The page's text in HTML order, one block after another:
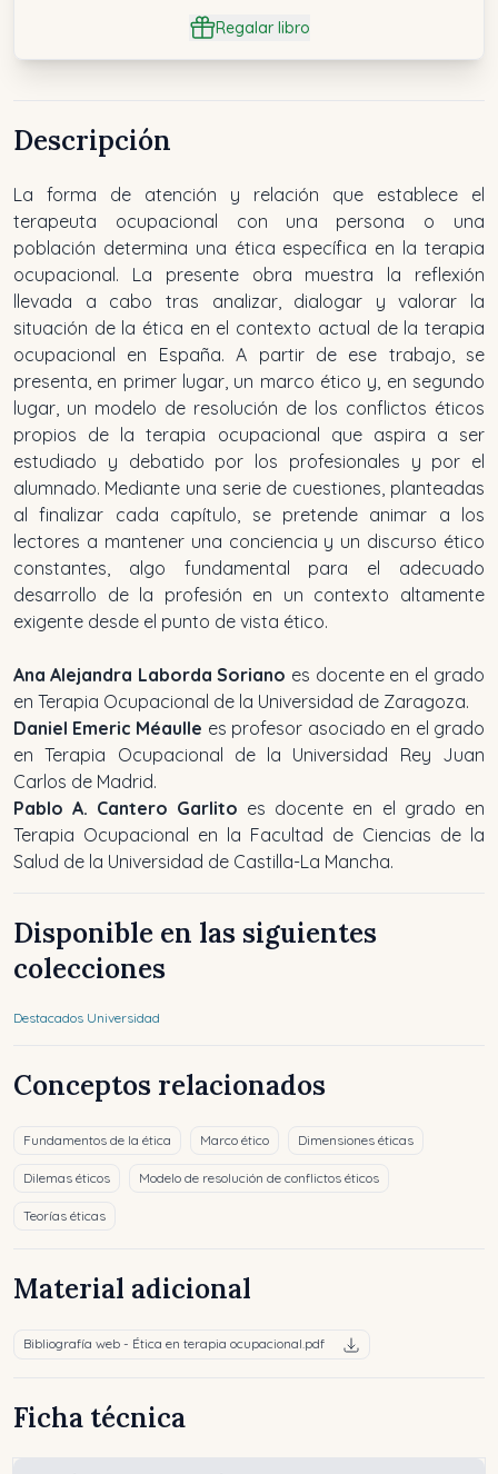
Regalar libro
Descripción
La forma de atención y relación que establece el
terapeuta ocupacional con una persona o una
población determina una ética específica en la terapia
ocupacional. La presente obra muestra la reflexión
llevada a cabo tras analizar, dialogar y valorar la
situación de la ética en el contexto actual de la terapia
ocupacional en España. A partir de ese trabajo, se
presenta, en primer lugar, un marco ético y, en segundo
lugar, un modelo de resolución de los conflictos éticos
propios de la terapia ocupacional que aspira a ser
estudiado y debatido por los profesionales y por el
alumnado. Mediante una serie de cuestiones, planteadas
al finalizar cada capítulo, se pretende animar a los
lectores a mantener una conciencia y un discurso ético
constantes, algo fundamental para el adecuado
desarrollo de la profesión en un contexto altamente
exigente desde el punto de vista ético.
Ana Alejandra Laborda Soriano es docente en el grado
en Terapia Ocupacional de la Universidad de Zaragoza.
Daniel Emeric Méaulle es profesor asociado en el grado
en Terapia Ocupacional de la Universidad Rey Juan
Carlos de Madrid.
Pablo A. Cantero Garlito es docente en el grado en
Terapia Ocupacional en la Facultad de Ciencias de la
Salud de la Universidad de Castilla-La Mancha.
Disponible en las siguientes
colecciones
Destacados Universidad
Conceptos relacionados
Fundamentos de la ética Marco ético Dimensiones éticas
Dilemas éticos Modelo de resolución de conflictos éticos
Teorías éticas
Material adicional
Bibliografía web - Ética en terapia ocupacional.pdf
Ficha técnica